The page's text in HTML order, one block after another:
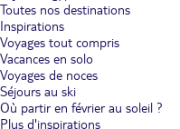
Toutes nos destinations
Inspirations
Voyages tout compris
Vacances en solo
Voyages de noces
Séjours au ski
Où partir en février au soleil ?
Plus d'inspirations